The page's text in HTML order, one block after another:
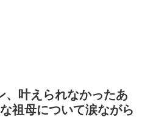
、叶えられなかったあ
祖母について涙ながら